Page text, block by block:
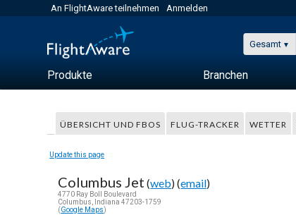
An FlightAware teilnehmen Anmelden
Gesamt
Produkte Branchen
ÜBERSICHT UND FBOS FLUG-TRACKER WETTER
Update this page
Columbus Jet (web) (email)
4770 Ray Boll Boulevard
Columbus, Indiana 47203-1759
(Google Maps)